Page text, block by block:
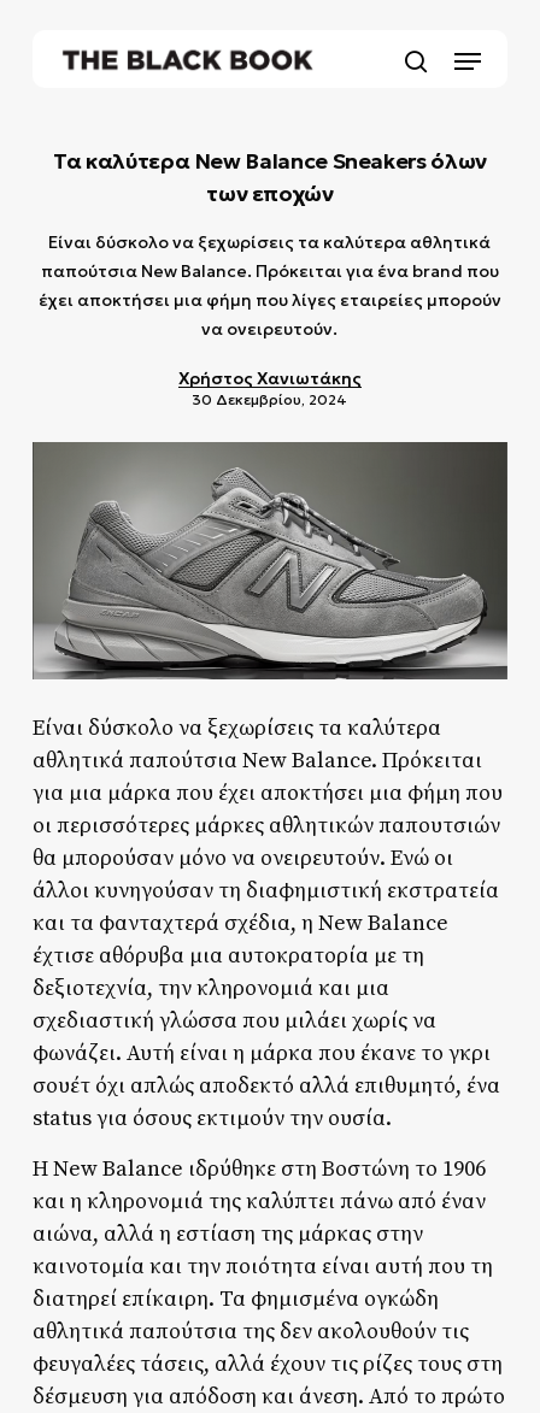
Menu
Τα καλύτερα New Balance Sneakers όλων
των εποχών
Είναι δύσκολο να ξεχωρίσεις τα καλύτερα αθλητικά
παπούτσια New Balance. Πρόκειται για ένα brand που
έχει αποκτήσει μια φήμη που λίγες εταιρείες μπορούν
να ονειρευτούν.
Χρήστος Χανιωτάκης
30 Δεκεμβρίου, 2024
Είναι δύσκολο να ξεχωρίσεις τα καλύτερα
αθλητικά παπούτσια New Balance. Πρόκειται
για μια μάρκα που έχει αποκτήσει μια φήμη που
οι περισσότερες μάρκες αθλητικών παπουτσιών
θα μπορούσαν μόνο να ονειρευτούν. Ενώ οι
άλλοι κυνηγούσαν τη διαφημιστική εκστρατεία
και τα φανταχτερά σχέδια, η New Balance
έχτισε αθόρυβα μια αυτοκρατορία με τη
δεξιοτεχνία, την κληρονομιά και μια
σχεδιαστική γλώσσα που μιλάει χωρίς να
φωνάζει. Αυτή είναι η μάρκα που έκανε το γκρι
σουέτ όχι απλώς αποδεκτό αλλά επιθυμητό, ένα
status για όσους εκτιμούν την ουσία.
Η New Balance ιδρύθηκε στη Βοστώνη το 1906
και η κληρονομιά της καλύπτει πάνω από έναν
αιώνα, αλλά η εστίαση της μάρκας στην
καινοτομία και την ποιότητα είναι αυτή που τη
διατηρεί επίκαιρη. Τα φημισμένα ογκώδη
αθλητικά παπούτσια της δεν ακολουθούν τις
φευγαλέες τάσεις, αλλά έχουν τις ρίζες τους στη
δέσμευση για απόδοση και άνεση. Από το πρώτο